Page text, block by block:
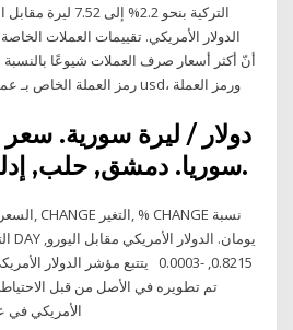
التركية بنحو 2.2%
أنّ أكثر أسعار صرف العملات شيوعًا بالنسبة
usd إلى eur. رمز العملة الخاص بـ عملات الدولار هو usd، ورمز العملة
دولار / ليرة سورية. سعر
سوريا. دمشق, حلب, إدلب. شراء 2890.
0.8215, -0.0003 يتتبع مؤشر